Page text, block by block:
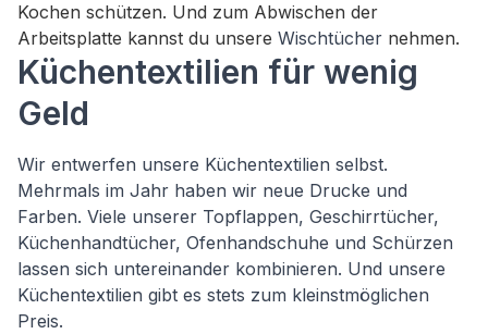
Kochen schützen. Und zum Abwischen der
Arbeitsplatte kannst du unsere Wischtücher nehmen.
Küchentextilien für wenig
Geld
Wir entwerfen unsere Küchentextilien selbst.
Mehrmals im Jahr haben wir neue Drucke und
Farben. Viele unserer Topflappen, Geschirrtücher,
Küchenhandtücher, Ofenhandschuhe und Schürzen
lassen sich untereinander kombinieren. Und unsere
Küchentextilien gibt es stets zum kleinstmöglichen
Preis.